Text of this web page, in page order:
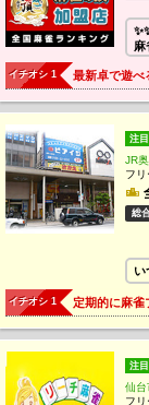
🎁
開
最
駐
セ
た
※
圧
い
麻
オ
四
全
・
デ
皆
イチオシ 1 最新卓で遊べ
注目
JR
フ
総
い
イチオシ 1 定期的に麻雀
注目
フ